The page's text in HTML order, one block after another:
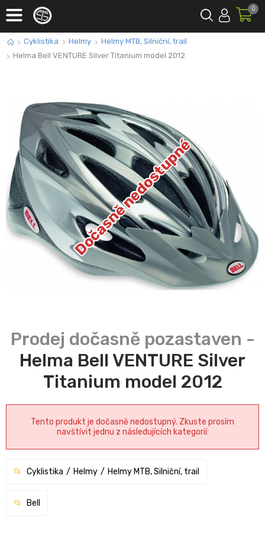
0
Cyklistika Helmy
Helmy MTB, Silniční, trail
Helma Bell VENTURE Silver Titanium model 2012
Dočasně nedostupné
Helma Bell VENTURE Silver
Titanium model 2012
Tento produkt je dočasně nedostupný. Zkuste prosím
navštívit jednu z následujících kategorií:
Cyklistika Helmy Helmy MTB, Silniční, trail
Bell